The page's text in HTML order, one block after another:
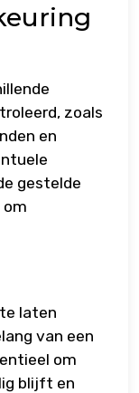
zoals
en
gestelde
om
laten
van een
om
blijft en